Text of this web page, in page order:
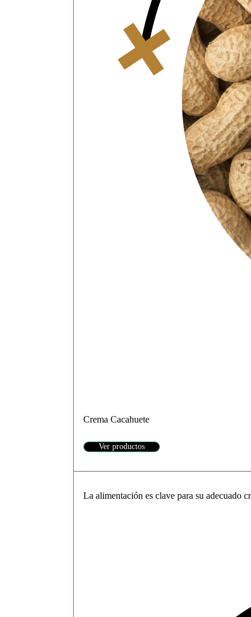
Crema Cacahuete
Ver productos
La alimentación es clave para su adecuado